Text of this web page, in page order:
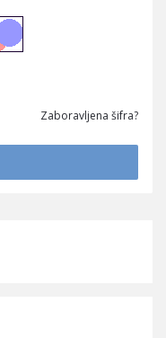
Zaboravljena šifra?